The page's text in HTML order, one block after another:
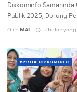
Diskominfo Samarinda
Publik 2025, Dorong
Oleh MAF 7 bulan yang
BERITA DISKOMINFO